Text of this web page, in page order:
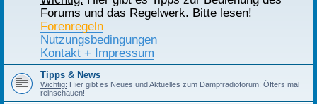
Forums und das Regelwerk. Bitte lesen!
Forenregeln
Nutzungsbedingungen
Kontakt + Impressum
Tipps & News
Wichtig: Hier gibt es Neues und Aktuelles zum Dampfradioforum! Öfters mal
reinschauen!